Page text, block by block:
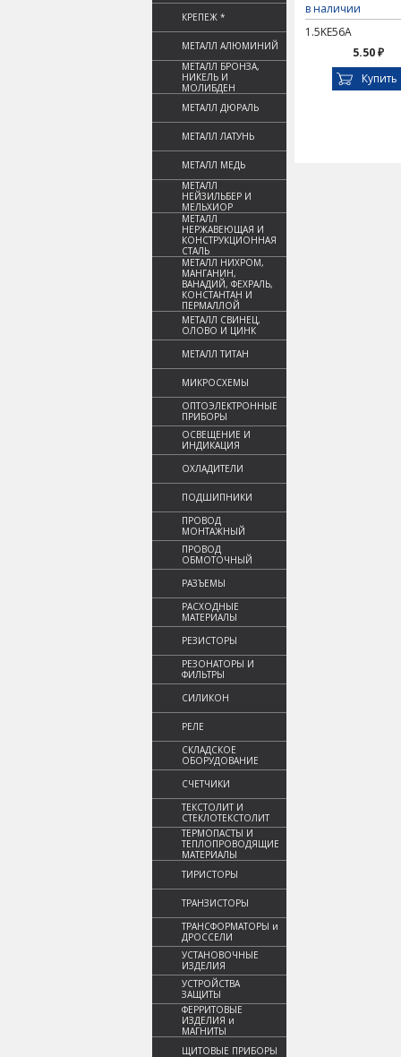
КРЕПЕЖ *
МЕТАЛЛ АЛЮМИНИЙ
МЕТАЛЛ БРОНЗА,
НИКЕЛЬ И
МОЛИБДЕН
МЕТАЛЛ ДЮРАЛЬ
МЕТАЛЛ ЛАТУНЬ
МЕТАЛЛ МЕДЬ
МЕТАЛЛ
НЕЙЗИЛЬБЕР И
МЕЛЬХИОР
МЕТАЛЛ
НЕРЖАВЕЮЩАЯ И
КОНСТРУКЦИОННАЯ
СТАЛЬ
МЕТАЛЛ НИХРОМ,
МАНГАНИН,
ВАНАДИЙ, ФЕХРАЛЬ,
КОНСТАНТАН И
ПЕРМАЛЛОЙ
МЕТАЛЛ СВИНЕЦ,
ОЛОВО И ЦИНК
МЕТАЛЛ ТИТАН
МИКРОСХЕМЫ
ОПТОЭЛЕКТРОННЫЕ
ПРИБОРЫ
ОСВЕЩЕНИЕ И
ИНДИКАЦИЯ
ОХЛАДИТЕЛИ
ПОДШИПНИКИ
ПРОВОД
МОНТАЖНЫЙ
ПРОВОД
ОБМОТОЧНЫЙ
РАЗЪЕМЫ
РАСХОДНЫЕ
МАТЕРИАЛЫ
РЕЗИСТОРЫ
РЕЗОНАТОРЫ И
ФИЛЬТРЫ
СИЛИКОН
РЕЛЕ
СКЛАДСКОЕ
ОБОРУДОВАНИЕ
СЧЕТЧИКИ
ТЕКСТОЛИТ И
СТЕКЛОТЕКСТОЛИТ
ТЕРМОПАСТЫ И
ТЕПЛОПРОВОДЯЩИЕ
МАТЕРИАЛЫ
ТИРИСТОРЫ
ТРАНЗИСТОРЫ
ТРАНСФОРМАТОРЫ и
ДРОССЕЛИ
УСТАНОВОЧНЫЕ
ИЗДЕЛИЯ
УСТРОЙСТВА
ЗАЩИТЫ
ФЕРРИТОВЫЕ
ИЗДЕЛИЯ и
МАГНИТЫ
ЩИТОВЫЕ ПРИБОРЫ
в наличии
1.5KE56A
5.50 ₽
Купить